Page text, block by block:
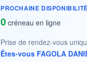
PROCHAINE DISPONIBILITÉ
0 créneau en ligne
Prise de rendez-vous
Êtes-vous FAGOLA